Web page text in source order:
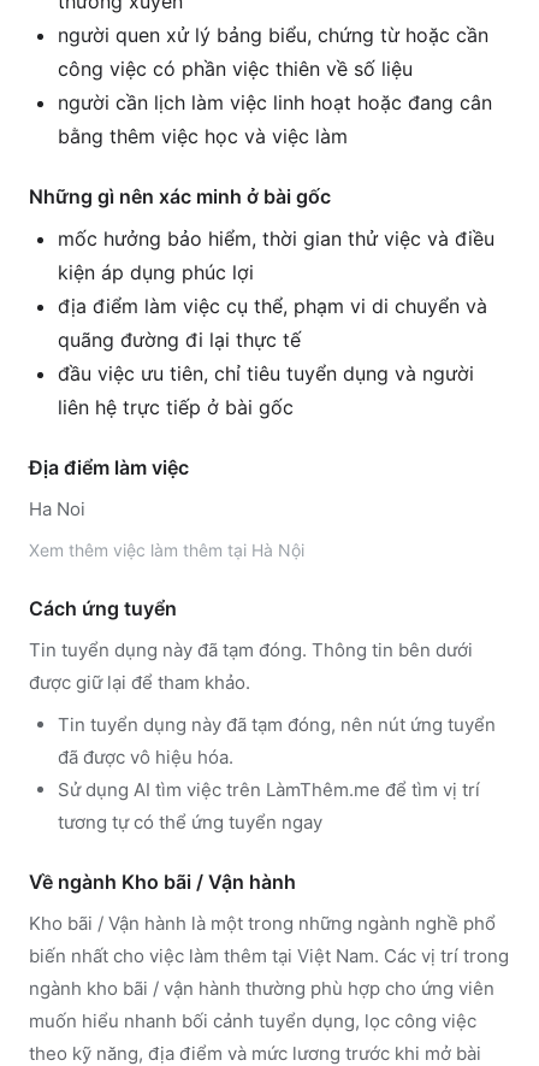
người quen xử lý bảng biểu, chứng từ hoặc cần
công việc có phần việc thiên về số liệu
người cần lịch làm việc linh hoạt hoặc đang cân
bằng thêm việc học và việc làm
Những gì nên xác minh ở bài gốc
mốc hưởng bảo hiểm, thời gian thử việc và điều
kiện áp dụng phúc lợi
địa điểm làm việc cụ thể, phạm vi di chuyển và
quãng đường đi lại thực tế
đầu việc ưu tiên, chỉ tiêu tuyển dụng và người
liên hệ trực tiếp ở bài gốc
Địa điểm làm việc
Ha Noi
Xem thêm việc làm thêm tại Hà Nội
Cách ứng tuyển
Tin tuyển dụng này đã tạm đóng. Thông tin bên dưới
được giữ lại để tham khảo.
Tin tuyển dụng này đã tạm đóng, nên nút ứng tuyển
đã được vô hiệu hóa.
Sử dụng AI tìm việc trên LàmThêm.me để tìm vị trí
tương tự có thể ứng tuyển ngay
Về ngành Kho bãi / Vận hành
Kho bãi / Vận hành là một trong những ngành nghề phổ
biến nhất cho việc làm thêm tại Việt Nam. Các vị trí trong
ngành kho bãi / vận hành thường phù hợp cho ứng viên
muốn hiểu nhanh bối cảnh tuyển dụng, lọc công việc
theo kỹ năng, địa điểm và mức lương trước khi mở bài